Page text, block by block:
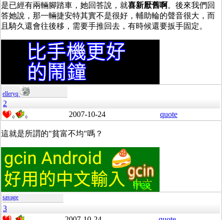
是已經有兩輛腳踏車，她回答說，就喜新厭舊啊。後來我們回
答她說，那一輛捷安特其實不是很好，輔助輪的聲音很大，而
且騎久還會往後移，需要手推回去，有時候還要扳手固定。
elleryq
2
0 0 2007-10-24 quote
這就是所謂的"貧富不均"嗎？
savage
3